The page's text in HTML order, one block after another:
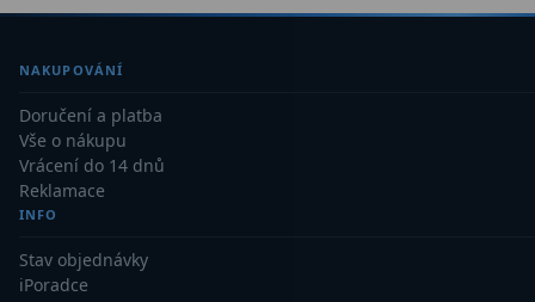
Dárkové1
Binokulární dalekohledy
Astronomické44
Lovecké a turistické
Kapesní
NAKUPOVÁNÍ
Doručení a platba
Vše o nákupu
Vrácení do 14 dnů
Reklamace
INFO
Stav objednávky
iPoradce